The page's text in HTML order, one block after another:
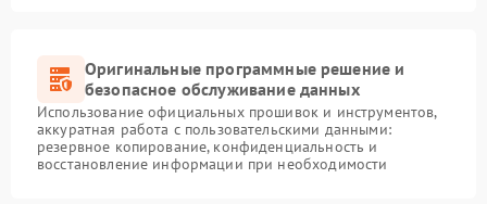
Оригинальные программные решение и
безопасное обслуживание данных
Использование официальных прошивок и инструментов,
аккуратная работа с пользовательскими данными:
резервное копирование, конфиденциальность и
восстановление информации при необходимости